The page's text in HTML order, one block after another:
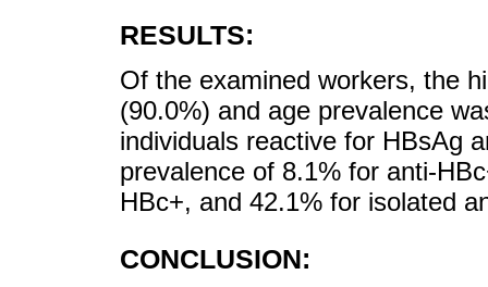
RESULTS:
Of the examined workers, the
(90.0%) and age prevalence
individuals reactive for HBsAg
prevalence of 8.1% for anti-
HBc+, and 42.1% for isolated
CONCLUSION: